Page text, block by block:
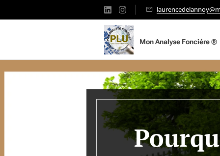
Mon Analyse Foncière ®